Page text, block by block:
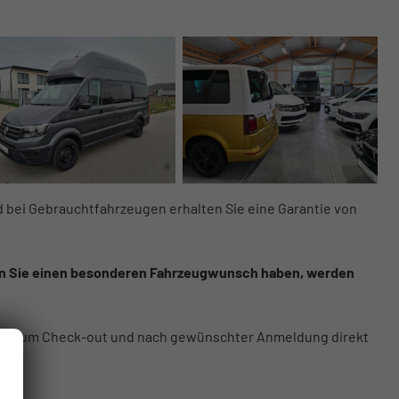
Gebrauchtfahrzeugen erhalten Sie eine Garantie von
Sie einen besonderen Fahrzeugwunsch haben, werden
zum Check-out und nach gewünschter Anmeldung direkt